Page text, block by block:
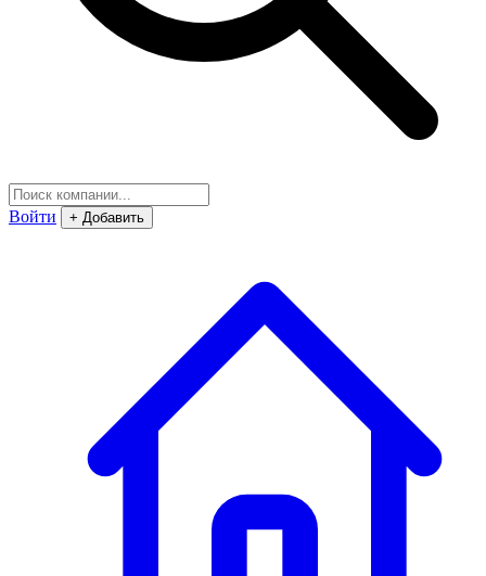
Войти + Добавить